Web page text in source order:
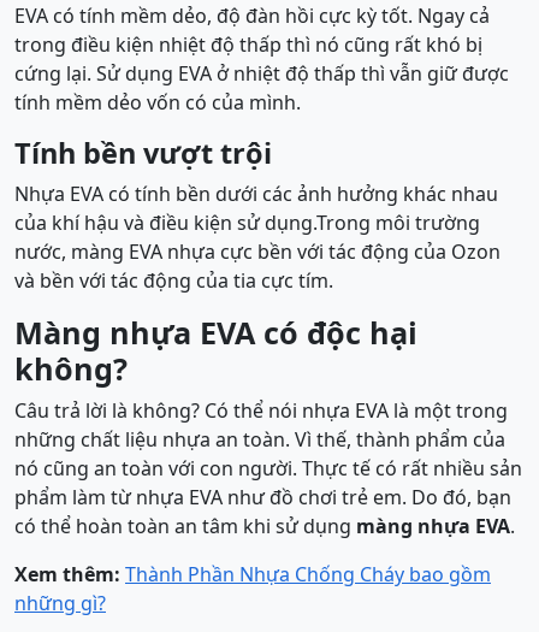
EVA có tính mềm dẻo, độ đàn hồi cực kỳ tốt. Ngay cả
trong điều kiện nhiệt độ thấp thì nó cũng rất khó bị
cứng lại. Sử dụng EVA ở nhiệt độ thấp thì vẫn giữ được
tính mềm dẻo vốn có của mình.
Tính bền vượt trội
Nhựa EVA có tính bền dưới các ảnh hưởng khác nhau
của khí hậu và điều kiện sử dụng.Trong môi trường
nước, màng EVA nhựa cực bền với tác động của Ozon
và bền với tác động của tia cực tím.
Màng nhựa EVA có độc hại
không?
Câu trả lời là không? Có thể nói nhựa EVA là một trong
những chất liệu nhựa an toàn. Vì thế, thành phẩm của
nó cũng an toàn với con người. Thực tế có rất nhiều sản
phẩm làm từ nhựa EVA như đồ chơi trẻ em. Do đó, bạn
có thể hoàn toàn an tâm khi sử dụng màng nhựa EVA.
Xem thêm: Thành Phần Nhựa Chống Cháy bao gồm
những gì?